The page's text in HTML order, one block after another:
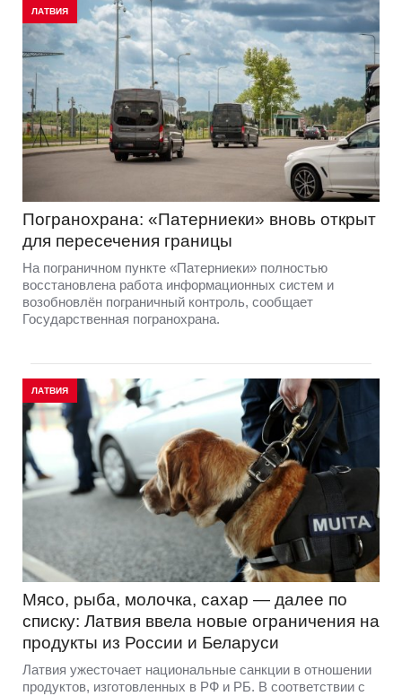
ЛАТВИЯ
Погранохрана: «Патерниеки» вновь открыт
для пересечения границы
На пограничном пункте «Патерниеки» полностью
восстановлена работа информационных систем и
возобновлён пограничный контроль, сообщает
Государственная погранохрана.
ЛАТВИЯ
Мясо, рыба, молочка, сахар — далее по
списку: Латвия ввела новые ограничения на
продукты из России и Беларуси
Латвия ужесточает национальные санкции в отношении
продуктов, изготовленных в РФ и РБ. В соответствии с